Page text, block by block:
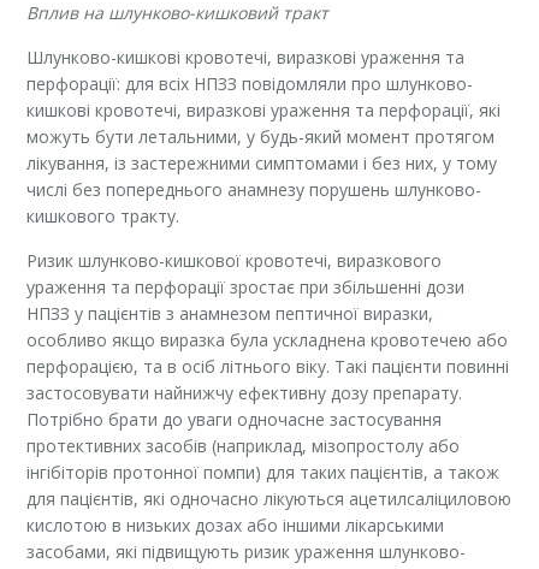
Вплив на шлунково-кишковий тракт
Шлунково-кишкові кровотечі, виразкові ураження та
перфорації: для всіх НПЗЗ повідомляли про шлунково-
кишкові кровотечі, виразкові ураження та перфорації, які
можуть бути летальними, у будь-який момент протягом
лікування, із застережними симптомами і без них, у тому
числі без попереднього анамнезу порушень шлунково-
кишкового тракту.
Ризик шлунково-кишкової кровотечі, виразкового
ураження та перфорації зростає при збільшенні дози
НПЗЗ у пацієнтів з анамнезом пептичної виразки,
особливо якщо виразка була ускладнена кровотечею або
перфорацією, та в осіб літнього віку. Такі пацієнти повинні
застосовувати найнижчу ефективну дозу препарату.
Потрібно брати до уваги одночасне застосування
протективних засобів (наприклад, мізопростолу або
інгібіторів протонної помпи) для таких пацієнтів, а також
для пацієнтів, які одночасно лікуються ацетилсаліциловою
кислотою в низьких дозах або іншими лікарськими
засобами, які підвищують ризик ураження шлунково-